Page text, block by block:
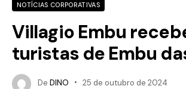
NOTÍCIAS CORPORATIVAS
Villagio Embu
turistas de Embu
De DINO 25 de outubro de 2024